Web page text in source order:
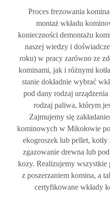
Proces frezowania
montaż wkładu
konieczności demontażu
naszej wiedzy i
roku) w pracy zarówno ze
kominami, jak i różnymi
stanie dokładnie wybrać
pod dany rodzaj
rodzaj paliwa, którym
Zajmujemy się
kominowych w Mikołowie
ekogroszek lub pellet, kotły
zgazowanie drewna lub
kozy. Realizujemy wszystkie
z poszerzaniem komina, a
certyfikowane wkłady